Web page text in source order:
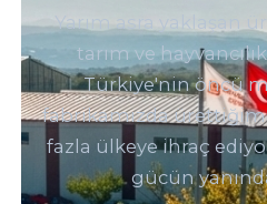
Yarım asra yaklaşan
tarım ve
Türkiye'nin öncü
fabrikamızda
fazla ülkeye ihraç
gücün